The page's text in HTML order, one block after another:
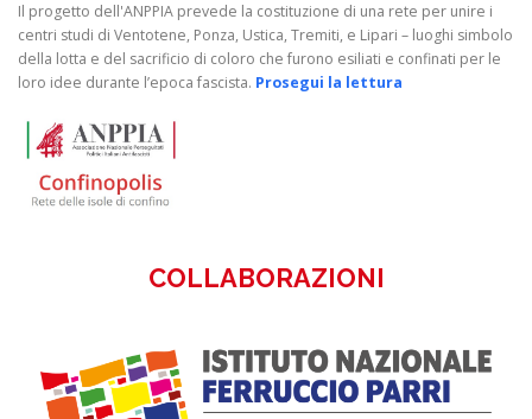
Il progetto dell'ANPPIA prevede la costituzione di una rete per unire i
centri studi di Ventotene, Ponza, Ustica, Tremiti, e Lipari – luoghi simbolo
della lotta e del sacrificio di coloro che furono esiliati e confinati per le
loro idee durante l’epoca fascista. Prosegui la lettura
COLLABORAZIONI